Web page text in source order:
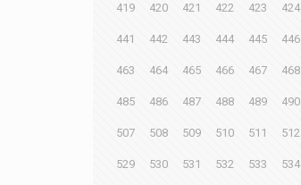
419 420 421 422 423 424
441 442 443 444 445 446
463 464 465 466 467 468
485 486 487 488 489 490
507 508 509 510 511 512
529 530 531 532 533 534